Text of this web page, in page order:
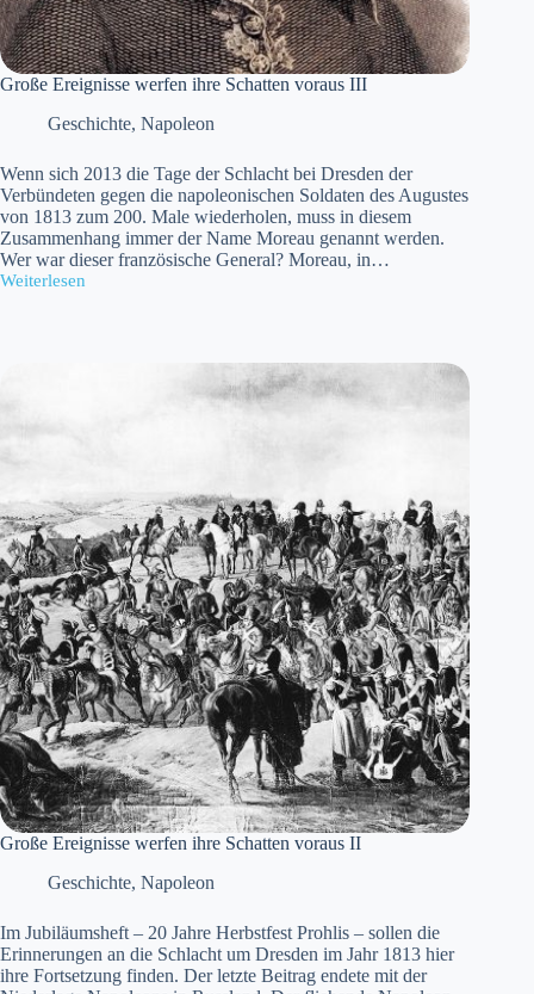
Große Ereignisse werfen ihre Schatten voraus III
Geschichte, Napoleon
Wenn sich 2013 die Tage der Schlacht bei Dresden der
Verbündeten gegen die napoleonischen Soldaten des Augustes
von 1813 zum 200. Male wiederholen, muss in diesem
Zusammenhang immer der Name Moreau genannt werden.
Wer war dieser französische General? Moreau, in…
Weiterlesen
Große
Große Ereignisse werfen ihre Schatten voraus II
Geschichte, Napoleon
Im Jubiläumsheft – 20 Jahre Herbstfest Prohlis – sollen die
Erinnerungen an die Schlacht um Dresden im Jahr 1813 hier
ihre Fortsetzung finden. Der letzte Beitrag endete mit der